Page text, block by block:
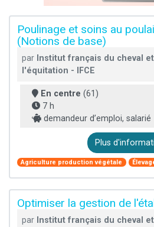
Poulinage et soins au
(Notions de base)
par Institut français du cheval
l'équitation - IFCE
En centre (61)
7 h
demandeur d’emploi, salarié
Plus
Agriculture production végétale
Optimiser la gestion de
par Institut français du cheval